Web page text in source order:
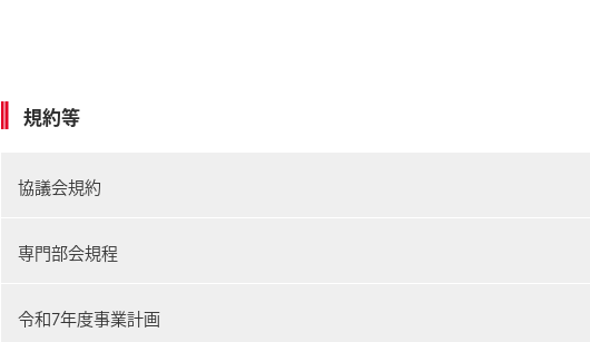
規約等
協議会規約
専門部会規程
令和7年度事業計画